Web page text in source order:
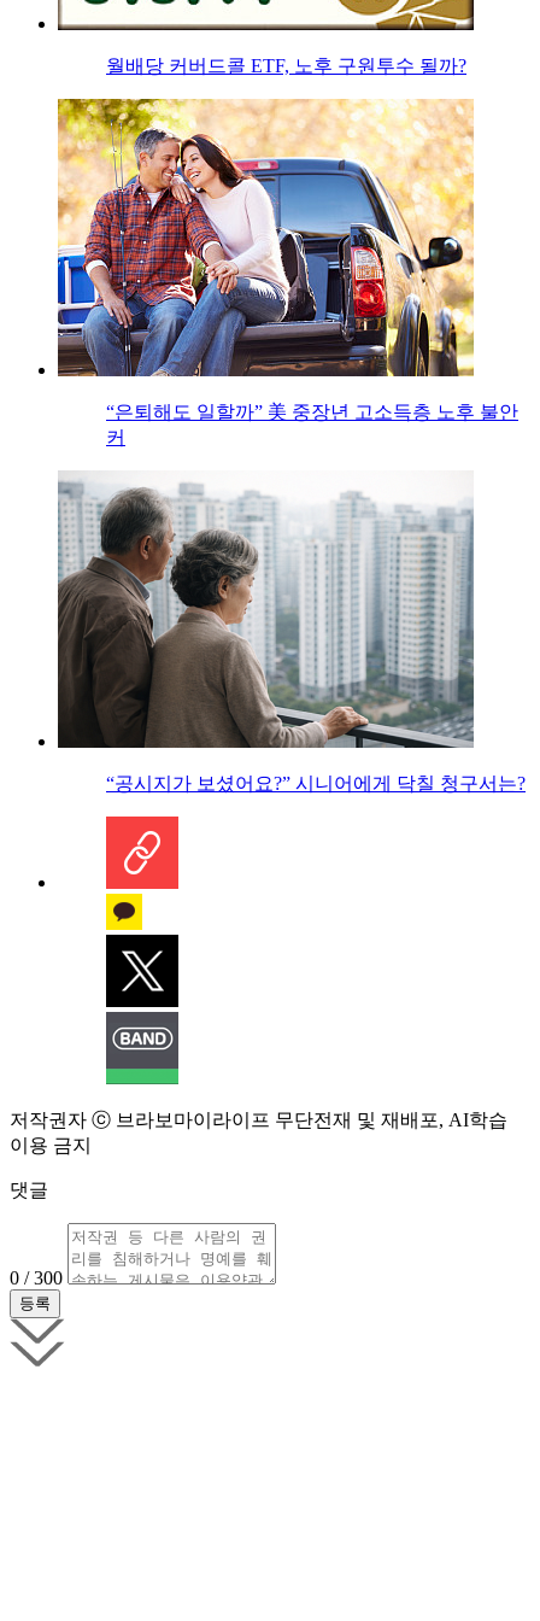
월배당 커버드콜 ETF, 노후 구원투수 될까?
“은퇴해도 일할까” 美 중장년 고소득층 노후 불안
커
“공시지가 보셨어요?” 시니어에게 닥칠 청구서는?
저작권자 ⓒ 브라보마이라이프 무단전재 및 재배포, AI학습
이용 금지
댓글
0 / 300